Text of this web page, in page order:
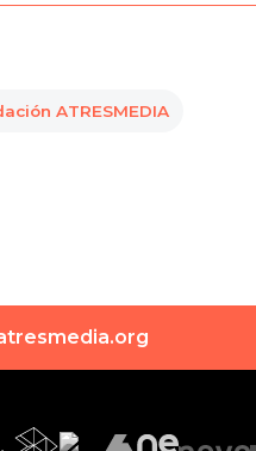
ATRESMEDIA